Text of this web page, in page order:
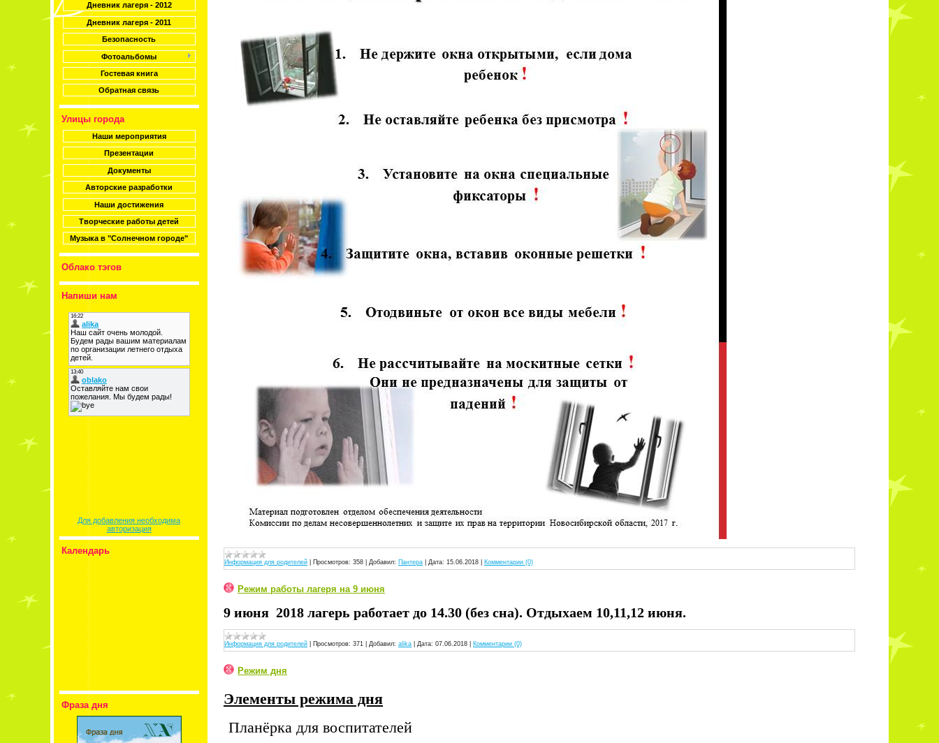
Дневник лагеря - 2012
Дневник лагеря - 2011
Безопасность
Фотоальбомы
Гостевая книга
Обратная связь
Улицы города
Наши мероприятия
Презентации
Документы
Авторские разработки
Наши достижения
Творческие работы детей
Музыка в "Солнечном городе"
Облако тэгов
Напиши нам
Для добавления необходима
авторизация
Календарь
Фраза дня
Информация для родителей Просмотров: 358 Добавил: Пантера Дата: 15.06.2018 Комментарии (0)
Режим работы лагеря на 9 июня
9 июня 2018 лагерь работает до 14.30 (без сна). Отдыхаем 10,11,12 июня.
Информация для родителей Просмотров: 371 Добавил: alika Дата: 07.06.2018 Комментарии (0)
Режим дня
Элементы режима дня
Планёрка для воспитателей